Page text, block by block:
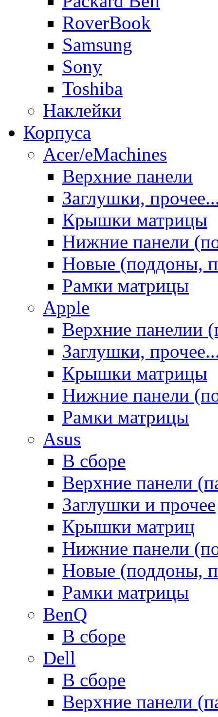
RoverBook
Samsung
Sony
Toshiba
Наклейки
Корпуса
Acer/eMachines
Верхние панели
Заглушки,
Крышки матрицы
Нижние панели
Новые (поддоны,
Рамки матрицы
Apple
Верхние панелии
Заглушки,
Крышки матрицы
Нижние панели
Рамки матрицы
Asus
В сборе
Верхние панели
Заглушки и прочее
Крышки матриц
Нижние панели
Новые (поддоны,
Рамки матрицы
BenQ
В сборе
Dell
В сборе
Верхние панели